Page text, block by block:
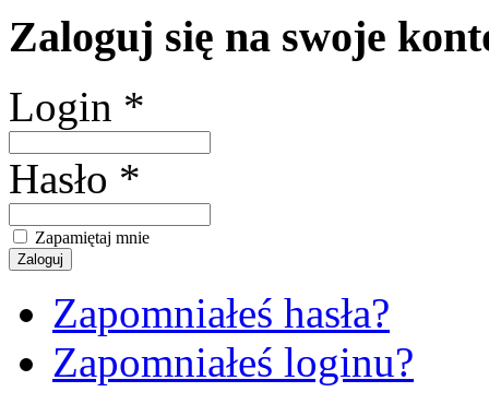
Zaloguj się na swoje
Login *
Hasło *
Zapamiętaj mnie
Zapomniałeś hasła?
Zapomniałeś loginu?